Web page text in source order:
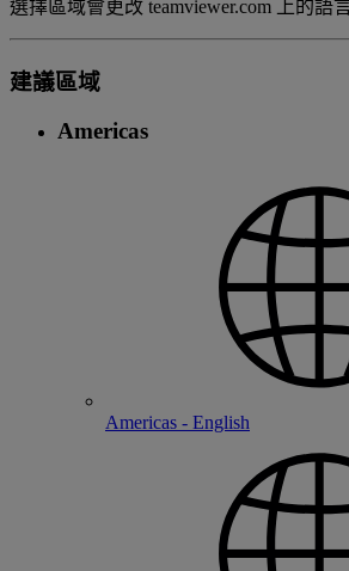
選擇區域會更改 teamviewer.com 上的語
建議區域
Americas
Americas - English